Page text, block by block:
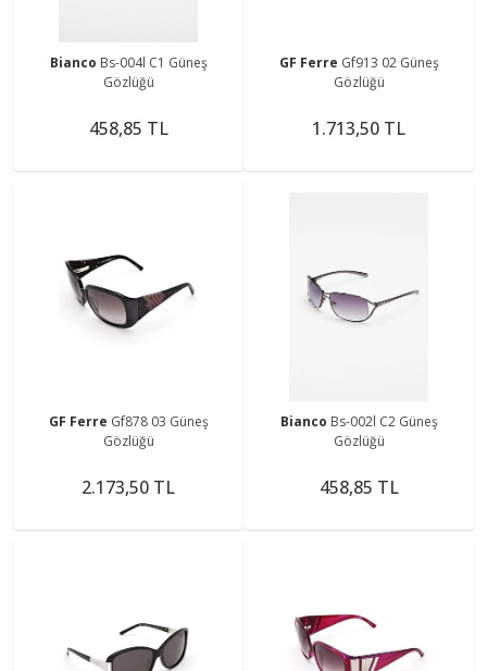
Bianco Bs-004l C1 Güneş
Gözlüğü
458,85 TL
GF Ferre Gf913 02 Güneş
Gözlüğü
1.713,50 TL
GF Ferre Gf878 03 Güneş
Gözlüğü
2.173,50 TL
Bianco Bs-002l C2 Güneş
Gözlüğü
458,85 TL